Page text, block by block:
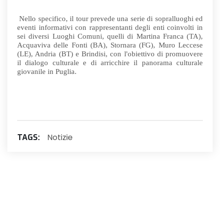
Nello specifico, il tour prevede una serie di sopralluoghi ed
eventi informativi con rappresentanti degli enti coinvolti in
sei diversi Luoghi Comuni, quelli di Martina Franca (TA),
Acquaviva delle Fonti (BA), Stornara (FG), Muro Leccese
(LE), Andria (BT) e Brindisi, con l'obiettivo di promuovere
il dialogo culturale e di arricchire il panorama culturale
giovanile in Puglia.
TAGS: Notizie